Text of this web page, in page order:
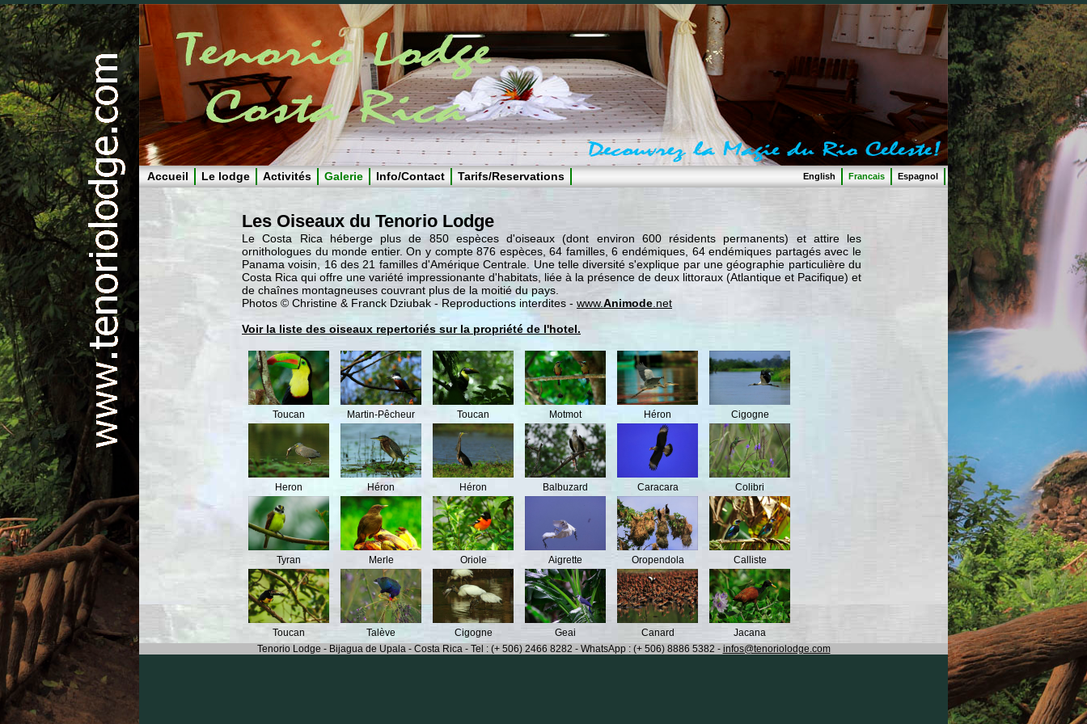
Accueil Le lodge Activités Galerie Info/Contact Tarifs/Reservations English Francais Espagnol
Les Oiseaux du Tenorio Lodge
Le Costa Rica héberge plus de 850 espèces d'oiseaux (dont environ 600 résidents permanents) et attire les
ornithologues du monde entier. On y compte 876 espèces, 64 familles, 6 endémiques, 64 endémiques partagés avec le
Panama voisin, 16 des 21 familles d'Amérique Centrale. Une telle diversité s'explique par une géographie particulière du
Costa Rica qui offre une variété impressionante d'habitats, liée à la présence de deux littoraux (Atlantique et Pacifique) et
de chaînes montagneuses couvrant plus de la moitié du pays.
Photos © Christine & Franck Dziubak - Reproductions interdites - www.Animode .net
Voir la liste des oiseaux repertoriés sur la propriété de l'hotel.
Toucan Martin-Pêcheur Toucan Motmot Héron Cigogne
Heron Héron Héron Balbuzard Caracara Colibri
Tyran Merle Oriole Aigrette Oropendola Calliste
Toucan Talève Cigogne Geai Canard
Jacana
Tenorio Lodge - Bijagua de Upala - Costa Rica - Tel : (+ 506) 2466 8282 - WhatsApp : (+ 506) 8886 5382 - infos@tenoriolodge.com